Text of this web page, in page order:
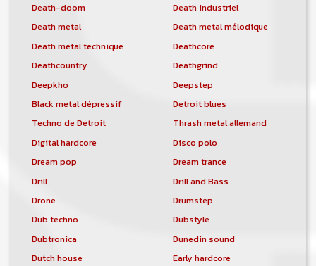
Death-doom
Death industriel
Death metal
Death metal mélodique
Death metal technique
Deathcore
Deathcountry
Deathgrind
Deepkho
Deepstep
Black metal dépressif
Detroit blues
Techno de Détroit
Thrash metal allemand
Digital hardcore
Disco polo
Dream pop
Dream trance
Drill
Drill and Bass
Drone
Drumstep
Dub techno
Dubstyle
Dubtronica
Dunedin sound
Dutch house
Early hardcore